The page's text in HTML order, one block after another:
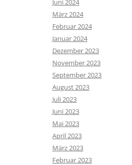
Juni 2024
März 2024
Februar 2024
Januar 2024
Dezember 2023
November 2023
September 2023
August 2023
Juli 2023
Juni 2023
Mai 2023
April 2023
März 2023
Februar 2023